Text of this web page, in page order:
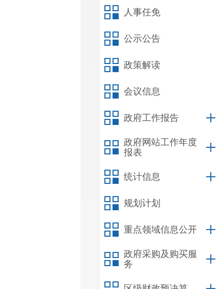
人事任免
公示公告
政策解读
会议信息
政府工作报告
政府网站工作年度
报表
统计信息
规划计划
重点领域信息公开
政府采购及购买服
务